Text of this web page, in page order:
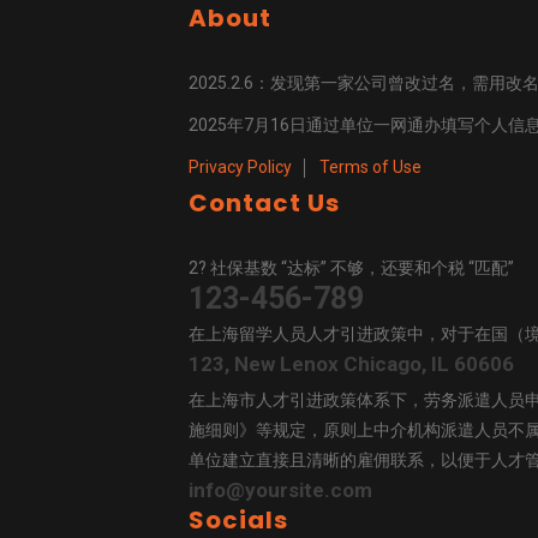
About
2025.2.6：发现第一家公司曾改过名，需用改
2025年7月16日通过单位一网通办填写个人信
Privacy Policy Terms of Use
Contact Us
2? 社保基数 “达标” 不够，还要和个税 “匹配”
123-456-789
在上海留学人员人才引进政策中，对于在国（
123, New Lenox Chicago, IL 60606
在上海市人才引进政策体系下，劳务派遣人员
施细则》等规定，原则上中介机构派遣人员不
单位建立直接且清晰的雇佣联系，以便于人才
info@yoursite.com
Socials